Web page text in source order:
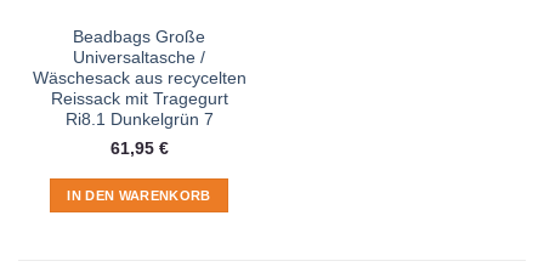
Beadbags Große
Universaltasche /
Wäschesack aus recycelten
Reissack mit Tragegurt
Ri8.1 Dunkelgrün 7
61,95 €
IN DEN WARENKORB